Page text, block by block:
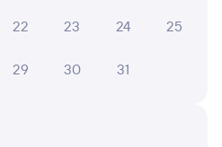
найти
22 23 24 25
29 30 31